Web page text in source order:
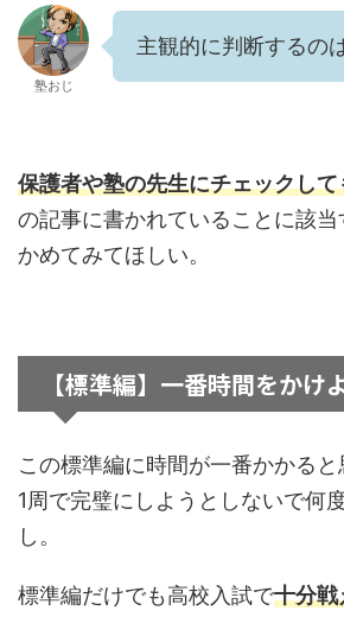
塾おじ
主観的に判断するの
保護者や塾の先生にチェックして
の記事に書かれていることに該
かめてみてほしい。
【標準編】一番時間をかけ
この標準編に時間が一番かかると
1周で完璧にしようとしないで何
し。
標準編だけでも高校入試で十分戦